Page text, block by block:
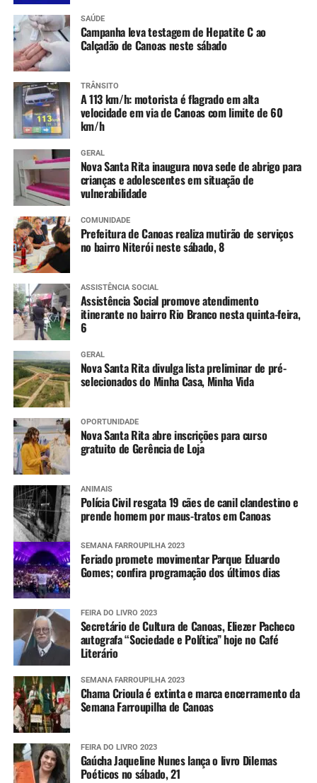
SAÚDE
Campanha leva testagem de Hepatite C ao
Calçadão de Canoas neste sábado
TRÂNSITO
A 113 km/h: motorista é flagrado em alta
velocidade em via de Canoas com limite de 60
km/h
GERAL
Nova Santa Rita inaugura nova sede de abrigo para
crianças e adolescentes em situação de
vulnerabilidade
COMUNIDADE
Prefeitura de Canoas realiza mutirão de serviços
no bairro Niterói neste sábado, 8
ASSISTÊNCIA SOCIAL
Assistência Social promove atendimento
itinerante no bairro Rio Branco nesta quinta-feira,
6
GERAL
Nova Santa Rita divulga lista preliminar de pré-
selecionados do Minha Casa, Minha Vida
OPORTUNIDADE
Nova Santa Rita abre inscrições para curso
gratuito de Gerência de Loja
ANIMAIS
Polícia Civil resgata 19 cães de canil clandestino e
prende homem por maus-tratos em Canoas
SEMANA FARROUPILHA 2023
Feriado promete movimentar Parque Eduardo
Gomes; confira programação dos últimos dias
FEIRA DO LIVRO 2023
Secretário de Cultura de Canoas, Eliezer Pacheco
autografa “Sociedade e Política” hoje no Café
Literário
SEMANA FARROUPILHA 2023
Chama Crioula é extinta e marca encerramento da
Semana Farroupilha de Canoas
FEIRA DO LIVRO 2023
Gaúcha Jaqueline Nunes lança o livro Dilemas
Poéticos no sábado, 21